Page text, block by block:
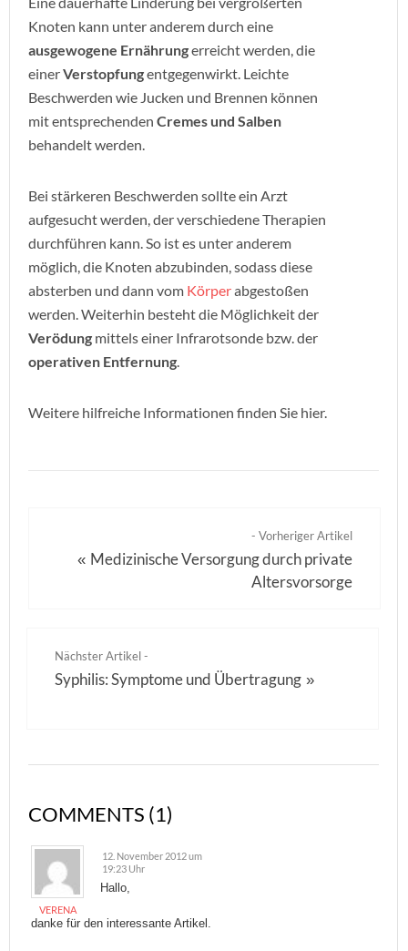
Knoten kann unter anderem durch eine
ausgewogene Ernährungerreicht werden, die
einerVerstopfungentgegenwirkt. Leichte
Beschwerden wie Jucken und Brennen können
mit entsprechenden Cremes und Salben
behandelt werden.
Bei stärkeren Beschwerden sollte ein Arzt
aufgesucht werden, der verschiedene Therapien
durchführen kann. So ist es unter anderem
möglich, die Knoten abzubinden, sodass diese
absterben und dann vom Körperabgestoßen
werden. Weiterhin besteht die Möglichkeit der
Verödung mittels einer Infrarotsonde bzw. der
operativen Entfernung.
Weitere hilfreiche Informationen finden Sie hier.
- Vorheriger Artikel
« Medizinische Versorgung durch private
Altersvorsorge
Nächster Artikel -
Syphilis: Symptome und Übertragung »
COMMENTS (1)
VERENA
12. November 2012 um
19:23 Uhr
Hallo,
danke für den interessante Artikel.